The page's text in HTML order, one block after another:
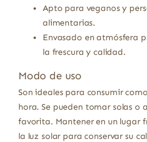
Apto para veganos y
alimentarias.
Envasado en atmósfera
la frescura y calidad.
Modo de uso
Son ideales para consumir
hora. Se pueden tomar solas o
favorita. Mantener en un lugar
la luz solar para conservar su